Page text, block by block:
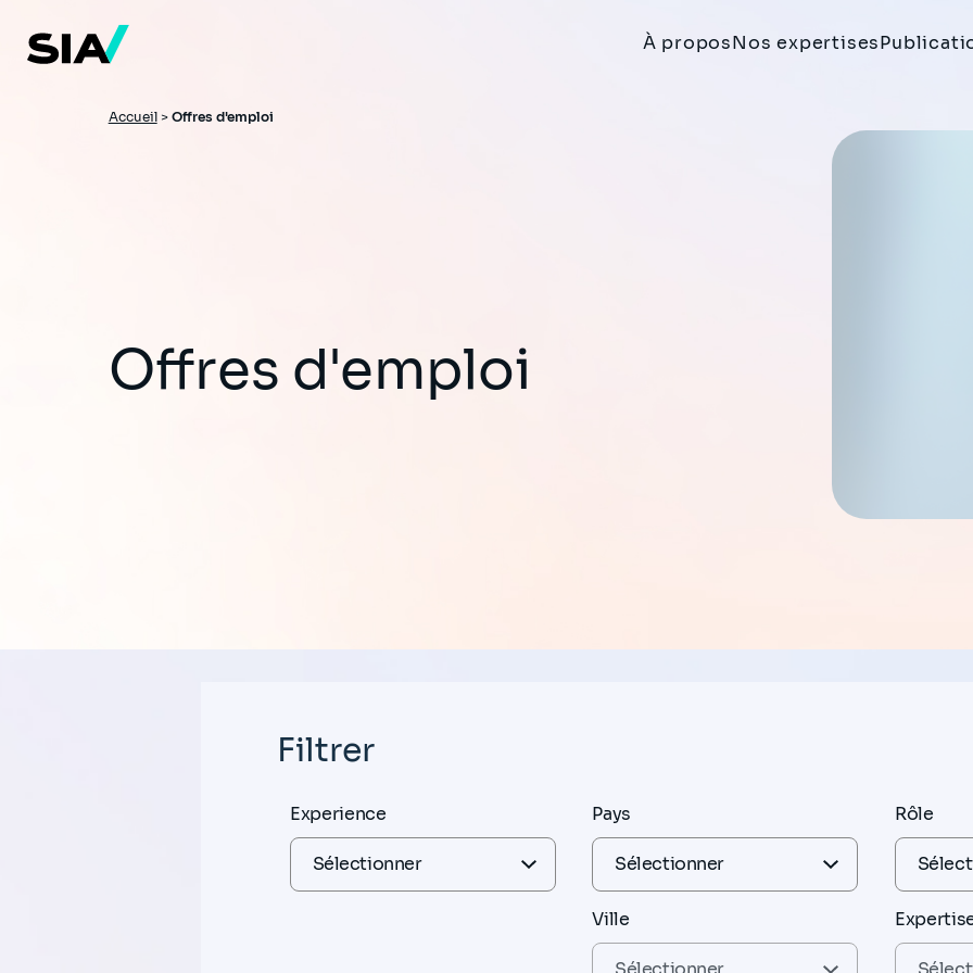
contenu
principal
À proposNos expertises
Fil
Accueil> Offres d'emploi
Offres d'emploi
Filtrer
Experience Pays
Ville
Rôle